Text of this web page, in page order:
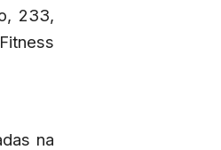
233,
na